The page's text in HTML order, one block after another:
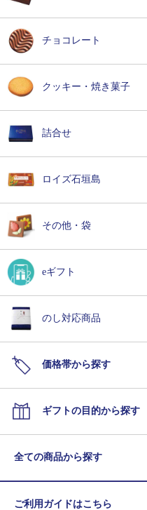
チョコレート
クッキー・焼き菓子
詰合せ
ロイズ石垣島
その他・袋
eギフト
のし対応商品
価格帯から探す
ギフトの目的から探す
全ての商品から探す
ご利用ガイドはこちら